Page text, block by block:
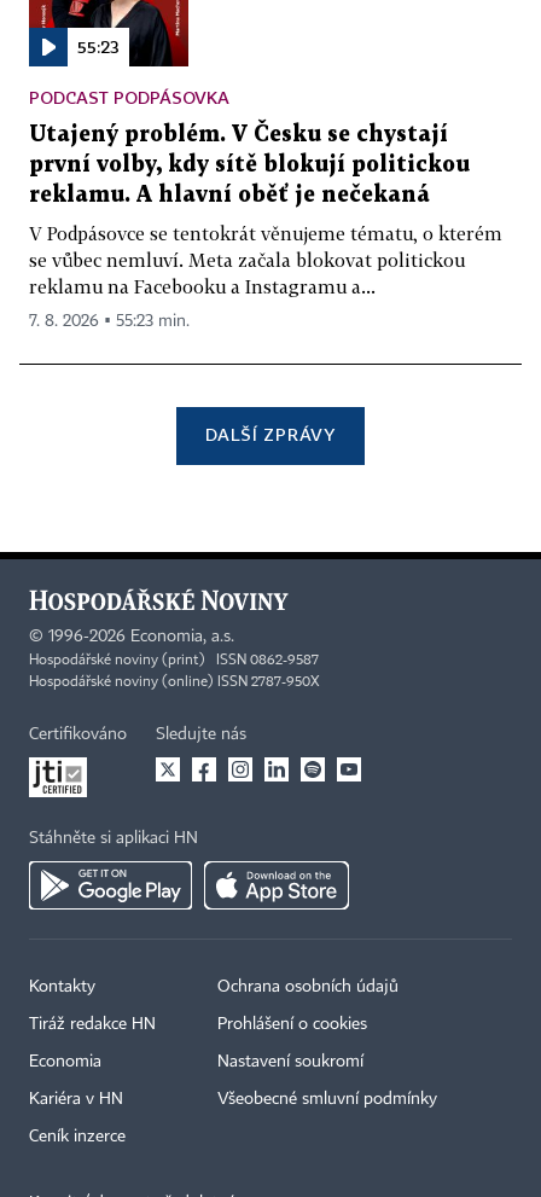
55:23
PODCAST PODPÁSOVKA
Utajený problém. V Česku se chystají
první volby, kdy sítě blokují politickou
reklamu. A hlavní oběť je nečekaná
V Podpásovce se tentokrát věnujeme tématu, o kterém
se vůbec nemluví. Meta začala blokovat politickou
reklamu na Facebooku a Instagramu a...
7. 8. 2026 ▪ 55:23 min.
DALŠÍ ZPRÁVY
© 1996-2026 Economia, a.s.
Hospodářské noviny (print) ISSN 0862-9587
Hospodářské noviny (online) ISSN 2787-950X
Certifikováno Sledujte nás
Stáhněte si aplikaci HN
Kontakty
Tiráž redakce HN
Economia
Kariéra v HN
Ceník inzerce
Ochrana osobních údajů
Prohlášení o cookies
Nastavení soukromí
Všeobecné smluvní podmínky